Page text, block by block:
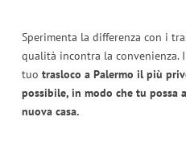
Sperimenta la differenza con i
qualità incontra la
tuo trasloco a Palermo il più
possibile, in modo che tu possa
nuova casa.